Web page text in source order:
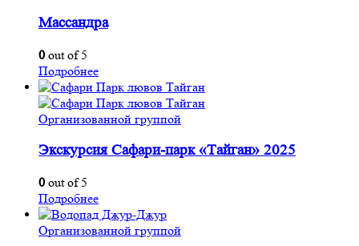
Массандра
0 out of 5
Подробнее
Организованной группой
Экскурсия Сафари-парк «Тайган» 2025
0 out of 5
Подробнее
Организованной группой